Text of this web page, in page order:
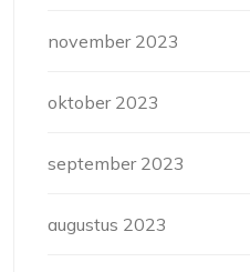
november 2023
oktober 2023
september 2023
augustus 2023